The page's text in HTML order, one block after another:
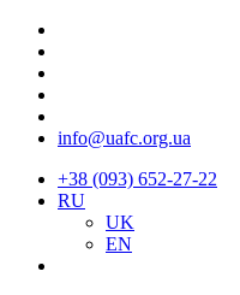
info@uafc.org.ua
+38 (093) 652-27-22
RU
UK
EN